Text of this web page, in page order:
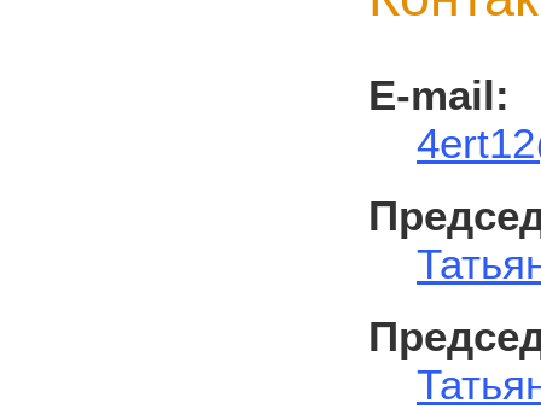
E-mail: